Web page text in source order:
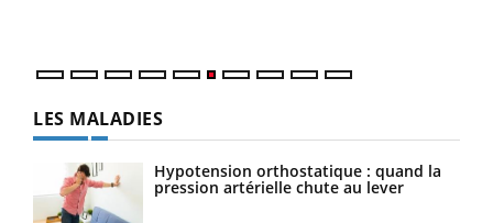
LES MALADIES
Hypotension orthostatique : quand la
pression artérielle chute au lever